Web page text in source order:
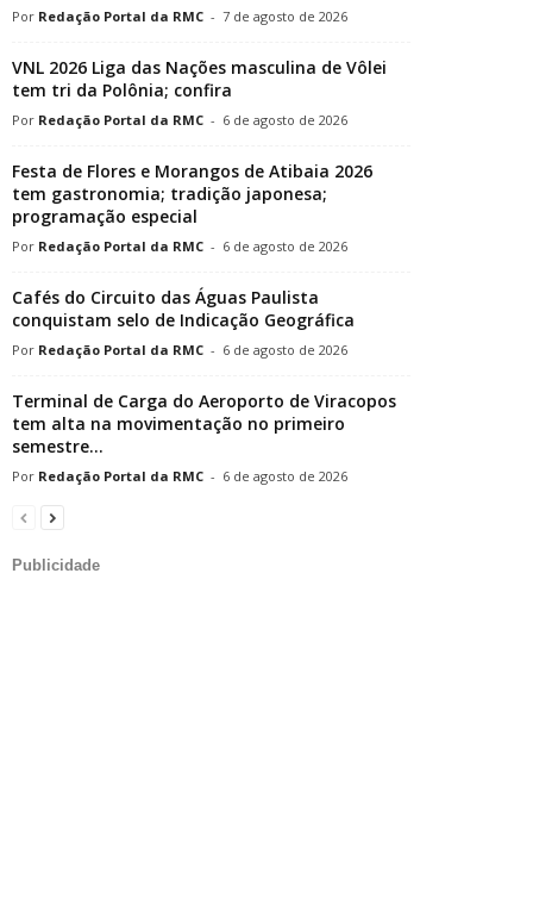
Redação Portal da RMC - 7 de agosto de 2026
VNL 2026 Liga das Nações masculina de Vôlei
tem tri da Polônia; confira
Redação Portal da RMC - 6 de agosto de 2026
Festa de Flores e Morangos de Atibaia 2026
tem gastronomia; tradição japonesa;
programação especial
Redação Portal da RMC - 6 de agosto de 2026
Cafés do Circuito das Águas Paulista
conquistam selo de Indicação Geográfica
Redação Portal da RMC - 6 de agosto de 2026
Terminal de Carga do Aeroporto de Viracopos
tem alta na movimentação no primeiro
semestre...
Redação Portal da RMC - 6 de agosto de 2026
Publicidade